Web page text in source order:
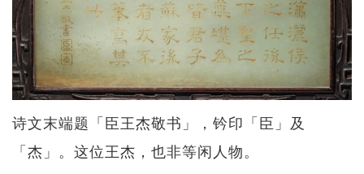
诗文末端题「臣王杰敬书」，钤印「臣」及
「杰」。这位王杰，也非等闲人物。